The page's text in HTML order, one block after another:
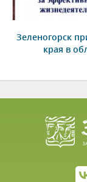
Зеленогорск
края в